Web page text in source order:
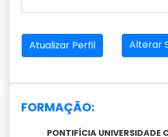
Atualizar Perfil Alterar
FORMAÇÃO:
PONTIFÍCIA UNIVERSIDADE